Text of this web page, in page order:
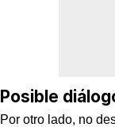
Posible
Por otro lado, no